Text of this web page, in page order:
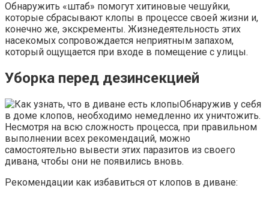
Обнаружить «штаб» помогут хитиновые чешуйки,
которые сбрасывают клопы в процессе своей жизни и,
конечно же, экскременты. Жизнедеятельность этих
насекомых сопровождается неприятным запахом,
который ощущается при входе в помещение с улицы.
Уборка перед дезинсекцией
Обнаружив у себя
в доме клопов, необходимо немедленно их уничтожить.
Несмотря на всю сложность процесса, при правильном
выполнении всех рекомендаций, можно
самостоятельно вывести этих паразитов из своего
дивана, чтобы они не появились вновь.
Рекомендации как избавиться от клопов в диване: